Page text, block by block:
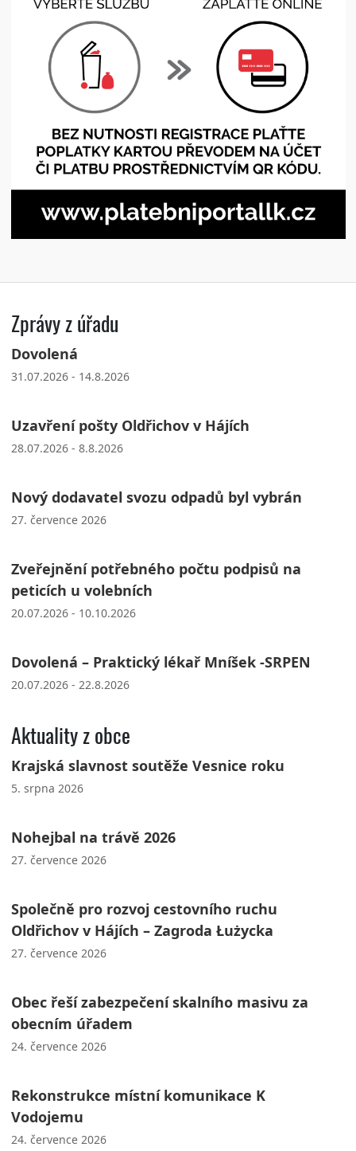
Zprávy z úřadu
Dovolená
31.07.2026 - 14.8.2026
Uzavření pošty Oldřichov v Hájích
28.07.2026 - 8.8.2026
Nový dodavatel svozu odpadů byl vybrán
27. července 2026
Zveřejnění potřebného počtu podpisů na
peticích u volebních
20.07.2026 - 10.10.2026
Dovolená – Praktický lékař Mníšek -SRPEN
20.07.2026 - 22.8.2026
Aktuality z obce
Krajská slavnost soutěže Vesnice roku
5. srpna 2026
Nohejbal na trávě 2026
27. července 2026
Společně pro rozvoj cestovního ruchu
Oldřichov v Hájích – Zagroda Łużycka
27. července 2026
Obec řeší zabezpečení skalního masivu za
obecním úřadem
24. července 2026
Rekonstrukce místní komunikace K
Vodojemu
24. července 2026